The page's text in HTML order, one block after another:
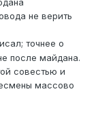
не верить
точнее о
после майдана.
совестью и
массово